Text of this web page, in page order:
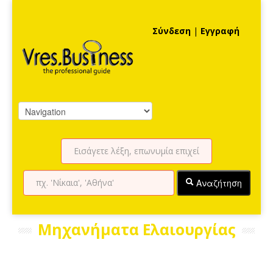
Σύνδεση | Εγγραφή
Αναζήτηση
Μηχανήματα Ελαιουργίας